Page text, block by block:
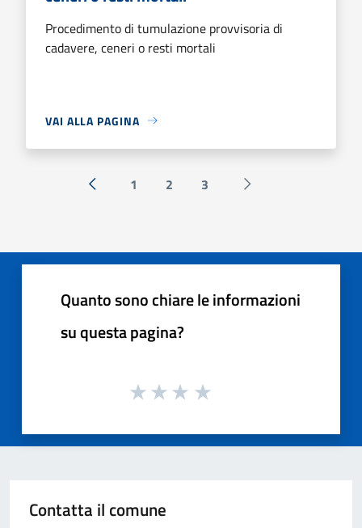
Procedimento di tumulazione provvisoria di
cadavere, ceneri o resti mortali
VAI ALLA PAGINA
« Precedente
1 2 3 Successiva »
Quanto sono chiare le informazioni
su questa pagina?
Contatta il comune